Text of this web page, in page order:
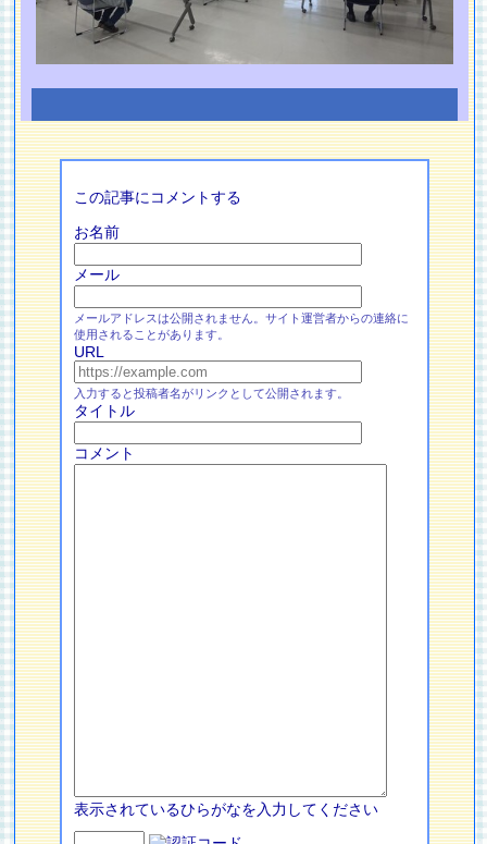
この記事にコメントする
お名前
メール
メールアドレスは公開されません。サイト運営者からの連絡に
使用されることがあります。
URL
入力すると投稿者名がリンクとして公開されます。
タイトル
コメント
表示されているひらがなを入力してください